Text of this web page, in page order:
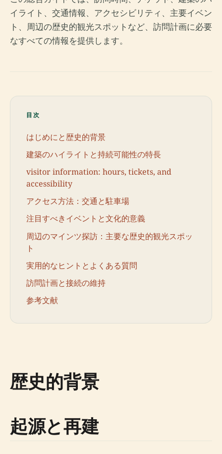
イライト、交通情報、アクセシビリティ、主要イベン
ト、周辺の歴史的観光スポットなど、訪問計画に必要
なすべての情報を提供します。
目次
はじめにと歴史的背景
建築のハイライトと持続可能性の特長
visitor information: hours, tickets, and
accessibility
アクセス方法：交通と駐車場
注目すべきイベントと文化的意義
周辺のマインツ探訪：主要な歴史的観光スポッ
ト
実用的なヒントとよくある質問
訪問計画と接続の維持
参考文献
歴史的背景
起源と再建